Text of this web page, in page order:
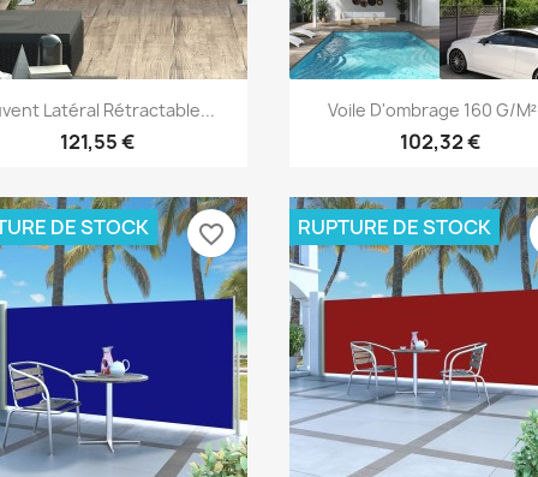
Aperçu rapide
Latéral Rétractable...
121,55 €
Aperçu rapide
Voile D'ombrage 160 G/
102,32 €
DE STOCK favorite_border RUPTURE DE STOCK